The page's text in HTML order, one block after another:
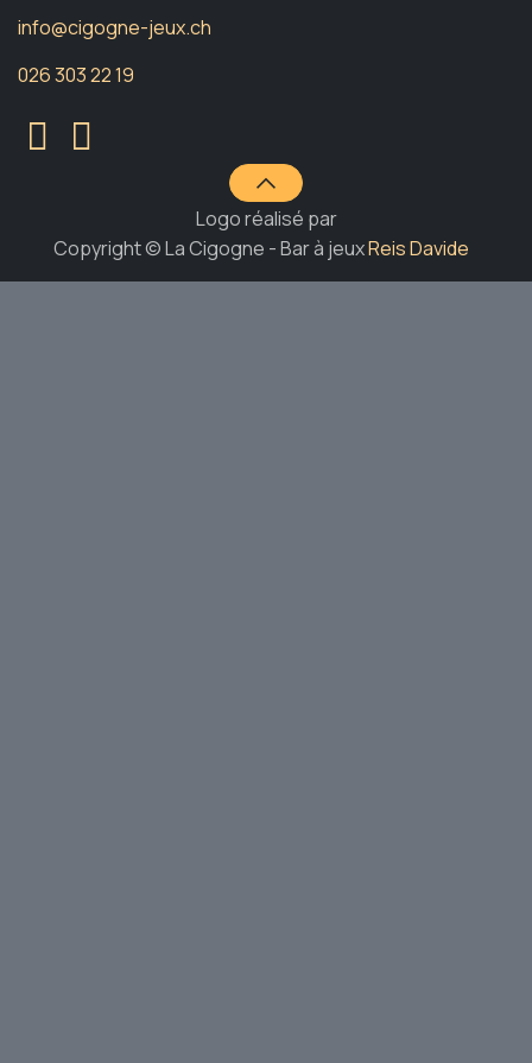
info@cigogne-jeux.ch
026 303 22 19
Logo réalisé par
Copyright © La Cigogne - Bar à jeuxReis Davide